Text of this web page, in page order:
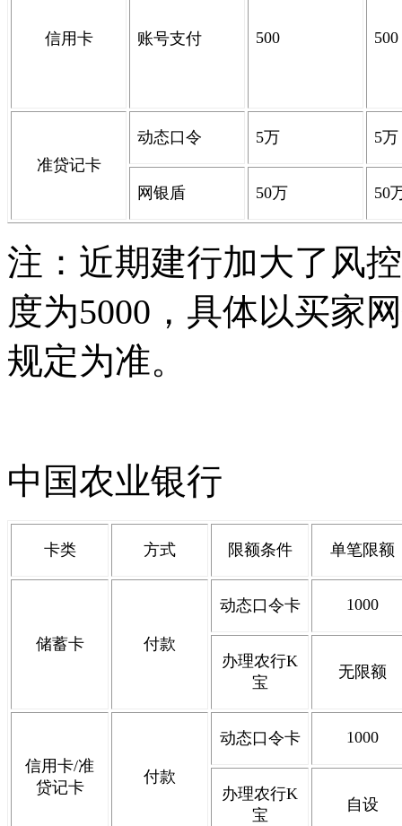
信用卡 账号支付 500 500
准贷记卡
动态口令 5万 5万
网银盾 50万 50
注：近期建行加大了风
度为5000 ，具体以买家
规定为准。
中国农业银行
卡类 方式 限额条件 单笔限额
储蓄卡 付款
动态口令卡 1000
办理农行K
宝
无限额
信用卡/准
贷记卡
付款
动态口令卡 1000
办理农行K
宝
自设